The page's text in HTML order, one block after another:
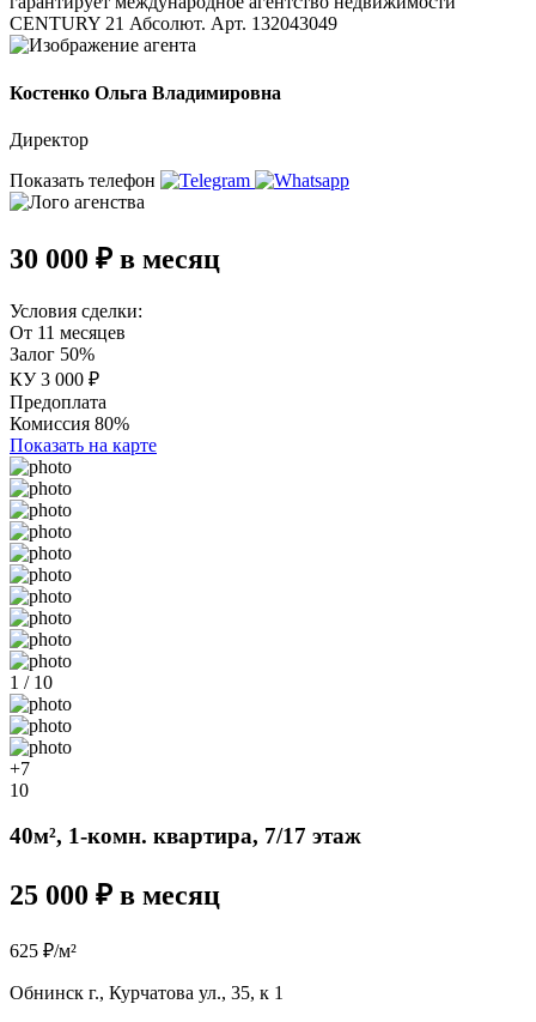
CENTURY 21 Абсолют. Арт. 132043049
Костенко Ольга Владимировна
Директор
Показать телефон
30 000 ₽ в месяц
Условия сделки:
От 11 месяцев
Залог 50%
КУ 3 000 ₽
Предоплата
Комиссия 80%
Показать на карте
1 / 10
+7
10
40м², 1-комн. квартира, 7/17 этаж
25 000 ₽ в месяц
625 ₽/м²
Обнинск г., Курчатова ул., 35, к 1